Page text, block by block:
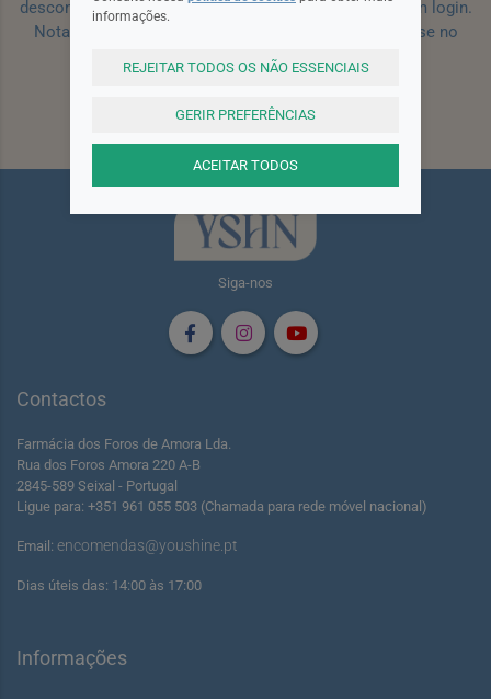
desconto para a sua próxima encomenda efetuada com login.
Nota: Para receber o cupão deverá primeiro registar-se no
Registar
Siga-nos
Contactos
Farmácia dos Foros de Amora Lda.
Rua dos Foros Amora 220 A-B
2845-589 Seixal - Portugal
Ligue para: +351 961 055 503 (Chamada para rede móvel nacional)
Email: encomendas@youshine.pt
Dias úteis das: 14:00 às 17:00
Informações
informações.
REJEITAR TODOS OS NÃO ESSENCIAIS
GERIR PREFERÊNCIAS
ACEITAR TODOS